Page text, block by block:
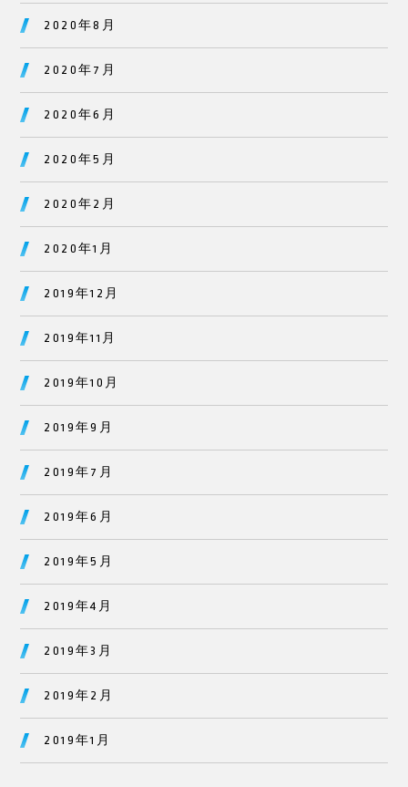
2020年8月
2020年7月
2020年6月
2020年5月
2020年2月
2020年1月
2019年12月
2019年11月
2019年10月
2019年9月
2019年7月
2019年6月
2019年5月
2019年4月
2019年3月
2019年2月
2019年1月